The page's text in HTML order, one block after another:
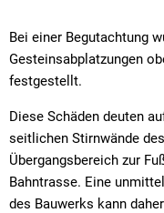
Bei einer Begutachtung
Gesteinsabplatzungen
festgestellt.
Diese Schäden deuten
seitlichen Stirnwände
Übergangsbereich zur
Bahntrasse. Eine
des Bauwerks kann